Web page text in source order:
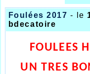
Foulées 2017 - le
bdecatoire
FOULEES
UN TRES